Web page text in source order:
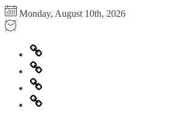
Перейти
к
содержимому
Monday, August 10th, 2026
Главная
Информация
для
правообладателей
Обратная
связь
Политика
конфиденциальности